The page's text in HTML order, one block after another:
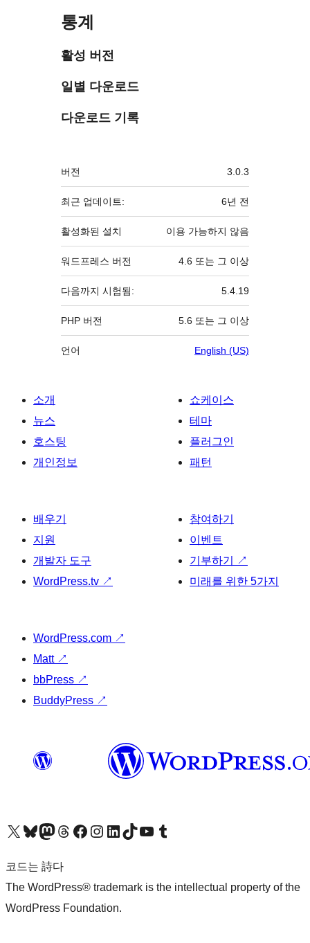
통계
활성 버전
일별 다운로드
다운로드 기록
기
초
버전 3.0.3
최근 업데이트: 6년 전
활성화된 설치 이용 가능하지 않음
워드프레스 버전 4.6 또는 그 이상
다음까지 시험됨: 5.4.19
PHP 버전 5.6 또는 그 이상
언어 English (US)
소개
뉴스
호스팅
개인정보
쇼케이스
테마
플러그인
패턴
배우기
지원
개발자 도구
WordPress.tv ↗
참여하기
이벤트
기부하기
↗
미래를 위한 5가지
WordPress.com ↗
Matt ↗
bbPress ↗
BuddyPress ↗
X(이전 트위터) 계정 방문하기블루스카이 계정 방문하기마스토돈 계정 방문하기스레드 계정 방문하기 페이스북 페이지 방문하기인스타그램 계정 방문하기 LinkedIn 계정 방문하기틱톡 계정 방문하기유튜브 채널 방문하기 텀블러 계정 방문하기
코드는 詩다
The WordPress® trademark is the intellectual property of the
WordPress Foundation.